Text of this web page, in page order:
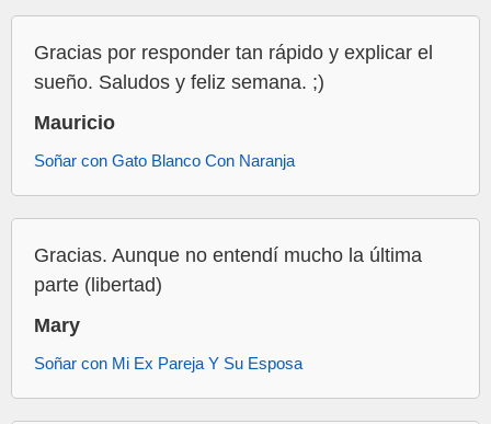
Gracias por responder tan rápido y explicar el
sueño. Saludos y feliz semana. ;)
Mauricio
Soñar con Gato Blanco Con Naranja
Gracias. Aunque no entendí mucho la última
parte (libertad)
Mary
Soñar con Mi Ex Pareja Y Su Esposa